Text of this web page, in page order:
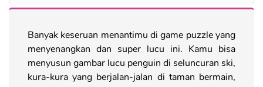
Banyak keseruan menantimu di game puzzle yang
menyenangkan dan super lucu ini. Kamu bisa
menyusun gambar lucu penguin di seluncuran ski,
kura-kura yang berjalan-jalan di taman bermain,